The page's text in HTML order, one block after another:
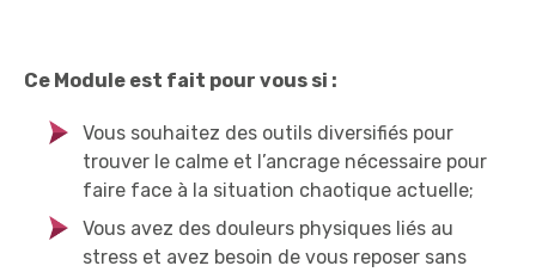
Ce Module est fait pour vous si :
Vous souhaitez des outils diversifiés pour
trouver le calme et l’ancrage nécessaire pour
faire face à la situation chaotique actuelle;
Vous avez des douleurs physiques liés au
stress et avez besoin de vous reposer sans